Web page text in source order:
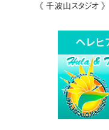
《 千波山スタジオ 》